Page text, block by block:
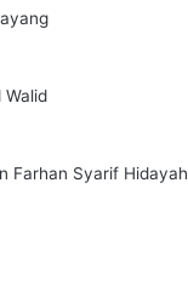
Walid
Farhan Syarif Hidayah